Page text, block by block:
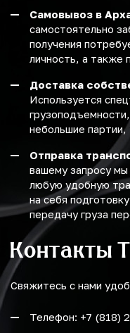
Самовывоз в
самостоятельно
получения
личность, а также
Доставка
Используется
небольшие
Отправка
вашему запросу мы
любую удобную
на себя
передачу груза
Контакты
Свяжитесь с нами
Телефон: +7 (818)